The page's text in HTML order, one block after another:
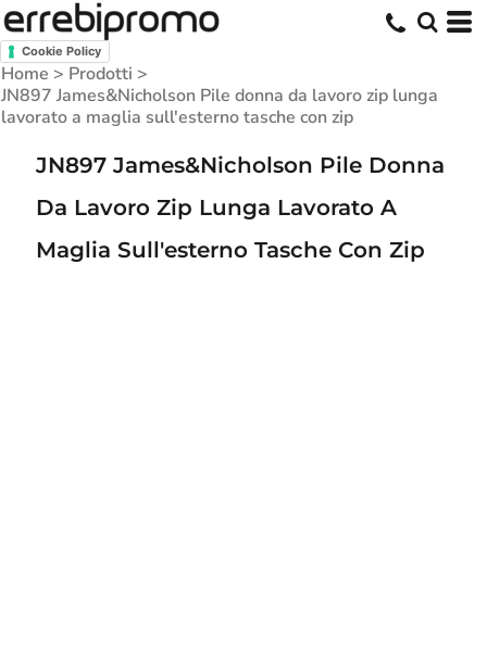
Cookie Policy
Home > Prodotti >
JN897 James&Nicholson Pile donna da lavoro zip lunga
lavorato a maglia sull'esterno tasche con zip
JN897 James&Nicholson Pile Donna
Da Lavoro Zip Lunga Lavorato A
Maglia Sull'esterno Tasche Con Zip